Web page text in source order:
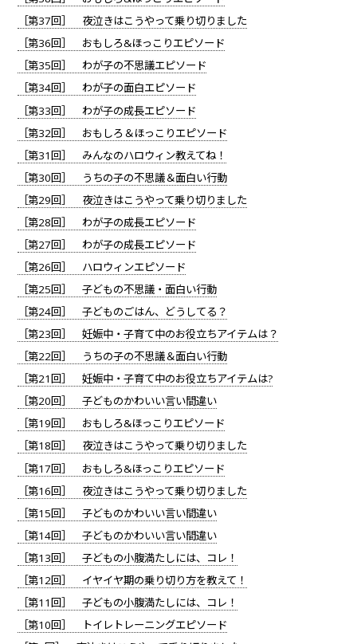
［第37回］ 夜泣きはこうやって乗り切りました
［第36回］ おもしろ&ほっこりエピソード
［第35回］ わが子の不思議エピソード
［第34回］ わが子の面白エピソード
［第33回］ わが子の成長エピソード
［第32回］ おもしろ＆ほっこりエピソード
［第31回］ みんなのハロウィン教えてね！
［第30回］ うちの子の不思議＆面白い行動
［第29回］ 夜泣きはこうやって乗り切りました
［第28回］ わが子の成長エピソード
［第27回］ わが子の成長エピソード
［第26回］ ハロウィンエピソード
［第25回］ 子どもの不思議・面白い行動
［第24回］ 子どものごはん、どうしてる？
［第23回］ 妊娠中・子育て中のお役立ちアイテムは？
［第22回］ うちの子の不思議＆面白い行動
［第21回］ 妊娠中・子育て中のお役立ちアイテムは?
［第20回］ 子どものかわいい言い間違い
［第19回］ おもしろ&ほっこりエピソード
［第18回］ 夜泣きはこうやって乗り切りました
［第17回］ おもしろ&ほっこりエピソード
［第16回］ 夜泣きはこうやって乗り切りました
［第15回］ 子どものかわいい言い間違い
［第14回］ 子どものかわいい言い間違い
［第13回］ 子どもの小腹満たしには、コレ！
［第12回］ イヤイヤ期の乗り切り方を教えて！
［第11回］ 子どもの小腹満たしには、コレ！
［第10回］ トイレトレーニングエピソード